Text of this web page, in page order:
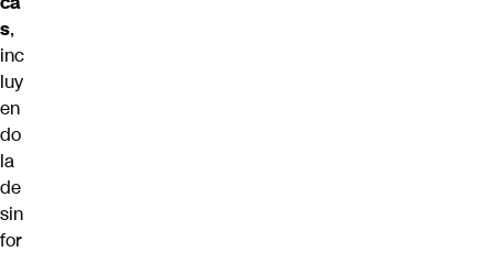
s,
inc
luy
en
do
la
de
sin
for